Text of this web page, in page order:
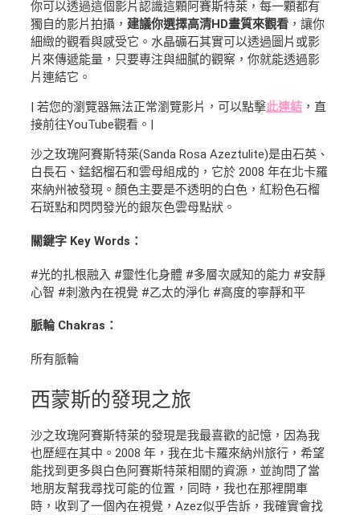
你可以透過這個影片認識這顆阿賽斯特萊，每一顆都有
獨自的影片拍攝， 建議你選擇高清HD畫質來觀看 ，讓你
細緻的觀看與感受它。水晶礦石其實可以透過圖片或影
片來傳遞能量，只要專注與細膩的觀察，你就能透過影
片連結它。
| 若您的瀏覽器無法正常瀏覽影片，可以點擊此連結 ，直
接前往YouTube觀看。|
沙之玫瑰阿賽斯特萊(Sanda Rosa Azeztulite)是由石英、
白長石、錳鋁榴石和雲母組成的，它於 2008 年在北卡羅
來納州被發現。顏色主要是不透明的白色，紅粉色石榴
石斑點和閃閃發光的銀灰色雲母點狀。
關鍵字 Key Words：
#光的扎根融入 #靈性化身體 #多層次感知的能力 #安靜
心智 #刺激內在視覺 #乙太的淨化 #高度的寧靜和平
脈輪 Chakras：
所有脈輪
西蒙斯的發現之旅
沙之玫瑰阿賽斯特萊的發現是我最喜歡的記憶，因為我
也歷經在其中。2008 年，我在北卡羅來納州旅行，希望
能找到更多與白色阿賽斯特萊相關的資源，並詢問了當
地朋友幫我尋找可能的位置，同時，我也在那裡開車
時，收到了一個內在視覺，Azez似乎告訴，我確實會找